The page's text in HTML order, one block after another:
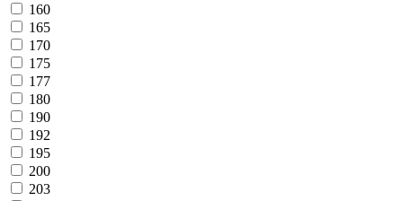
160
165
170
175
177
180
190
192
195
200
203